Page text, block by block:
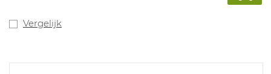
Vergelijk